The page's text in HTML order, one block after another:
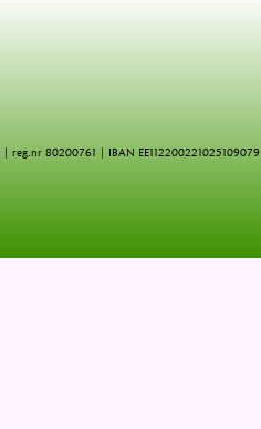
reg.nr 80200761 | IBAN EE112200221025109079